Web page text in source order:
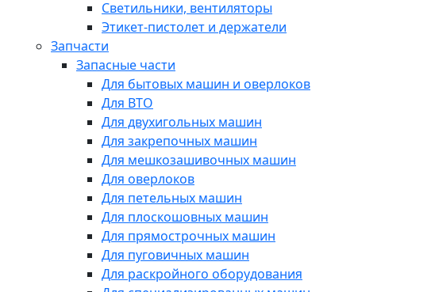
Светильники, вентиляторы
Этикет-пистолет и держатели
Запчасти
Запасные части
Для бытовых машин и оверлоков
Для ВТО
Для двухигольных машин
Для закрепочных машин
Для мешкозашивочных машин
Для оверлоков
Для петельных машин
Для плоскошовных машин
Для прямострочных машин
Для пуговичных машин
Для раскройного оборудования